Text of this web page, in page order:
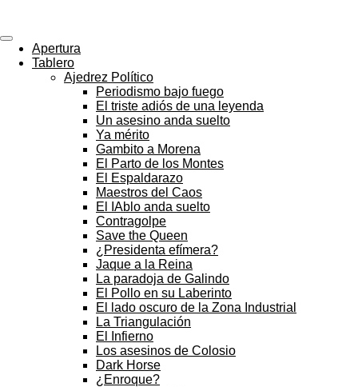
contenido
principal
Apertura
Tablero
Ajedrez Político
Periodismo bajo fuego
El triste adiós de una leyenda
Un asesino anda suelto
Ya mérito
Gambito a Morena
El Parto de los Montes
El Espaldarazo
Maestros del Caos
El IAblo anda suelto
Contragolpe
Save the Queen
¿Presidenta efímera?
Jaque a la Reina
La paradoja de Galindo
El Pollo en su Laberinto
El lado oscuro de la Zona Industrial
La Triangulación
El Infierno
Los asesinos de Colosio
Dark Horse
¿Enroque?